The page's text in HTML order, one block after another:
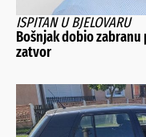
ISPITAN U BJELOVARU
Bošnjak dobio
zatvor